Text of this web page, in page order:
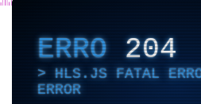
ERRO204
HLS.JS FATAL
ERROR